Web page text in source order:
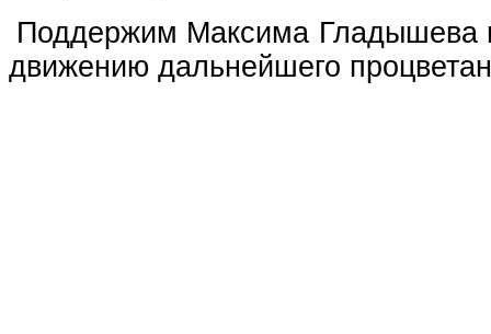
Поддержим Максима Гладышева
движению дальнейшего